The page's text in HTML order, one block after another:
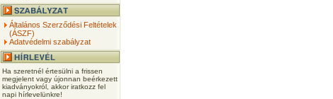
Általános Szerződési Feltételek
(ÁSZF)
Adatvédelmi szabályzat
Ha szeretnél értesülni a frissen
megjelent vagy újonnan beérkezett
kiadványokról, akkor iratkozz fel
napi hírlevelünkre!